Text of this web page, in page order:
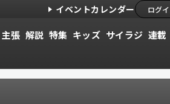
イベントカレンダー ログ
主張 解説 特集 キッズ サイラジ 連載